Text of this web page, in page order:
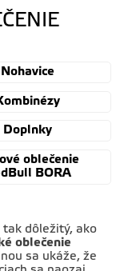
Nohavice
Doplnky
oblečenie
BORA
dôležitý, ako
oblečenie
sa ukáže, že